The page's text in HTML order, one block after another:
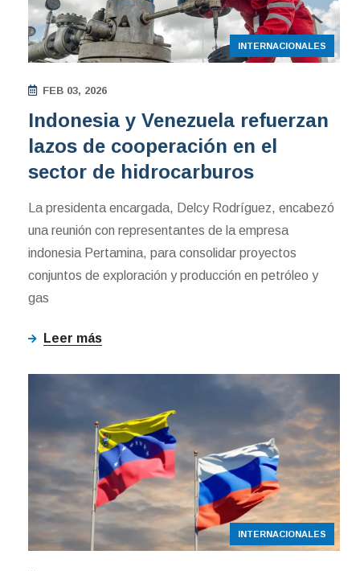
INTERNACIONALES
FEB 03, 2026
Indonesia y Venezuela refuerzan
lazos de cooperación en el
sector de hidrocarburos
La presidenta encargada, Delcy Rodríguez, encabezó
una reunión con representantes de la empresa
indonesia Pertamina, para consolidar proyectos
conjuntos de exploración y producción en petróleo y
gas
Leer más
INTERNACIONALES